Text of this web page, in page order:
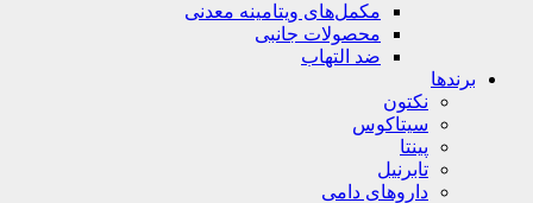
مکمل‌های ویتامینه معدنی
محصولات جانبی
ضد التهاب
برندها
نکتون
سیتاکوس
پینتا
تابرنیل
داروهای دامی